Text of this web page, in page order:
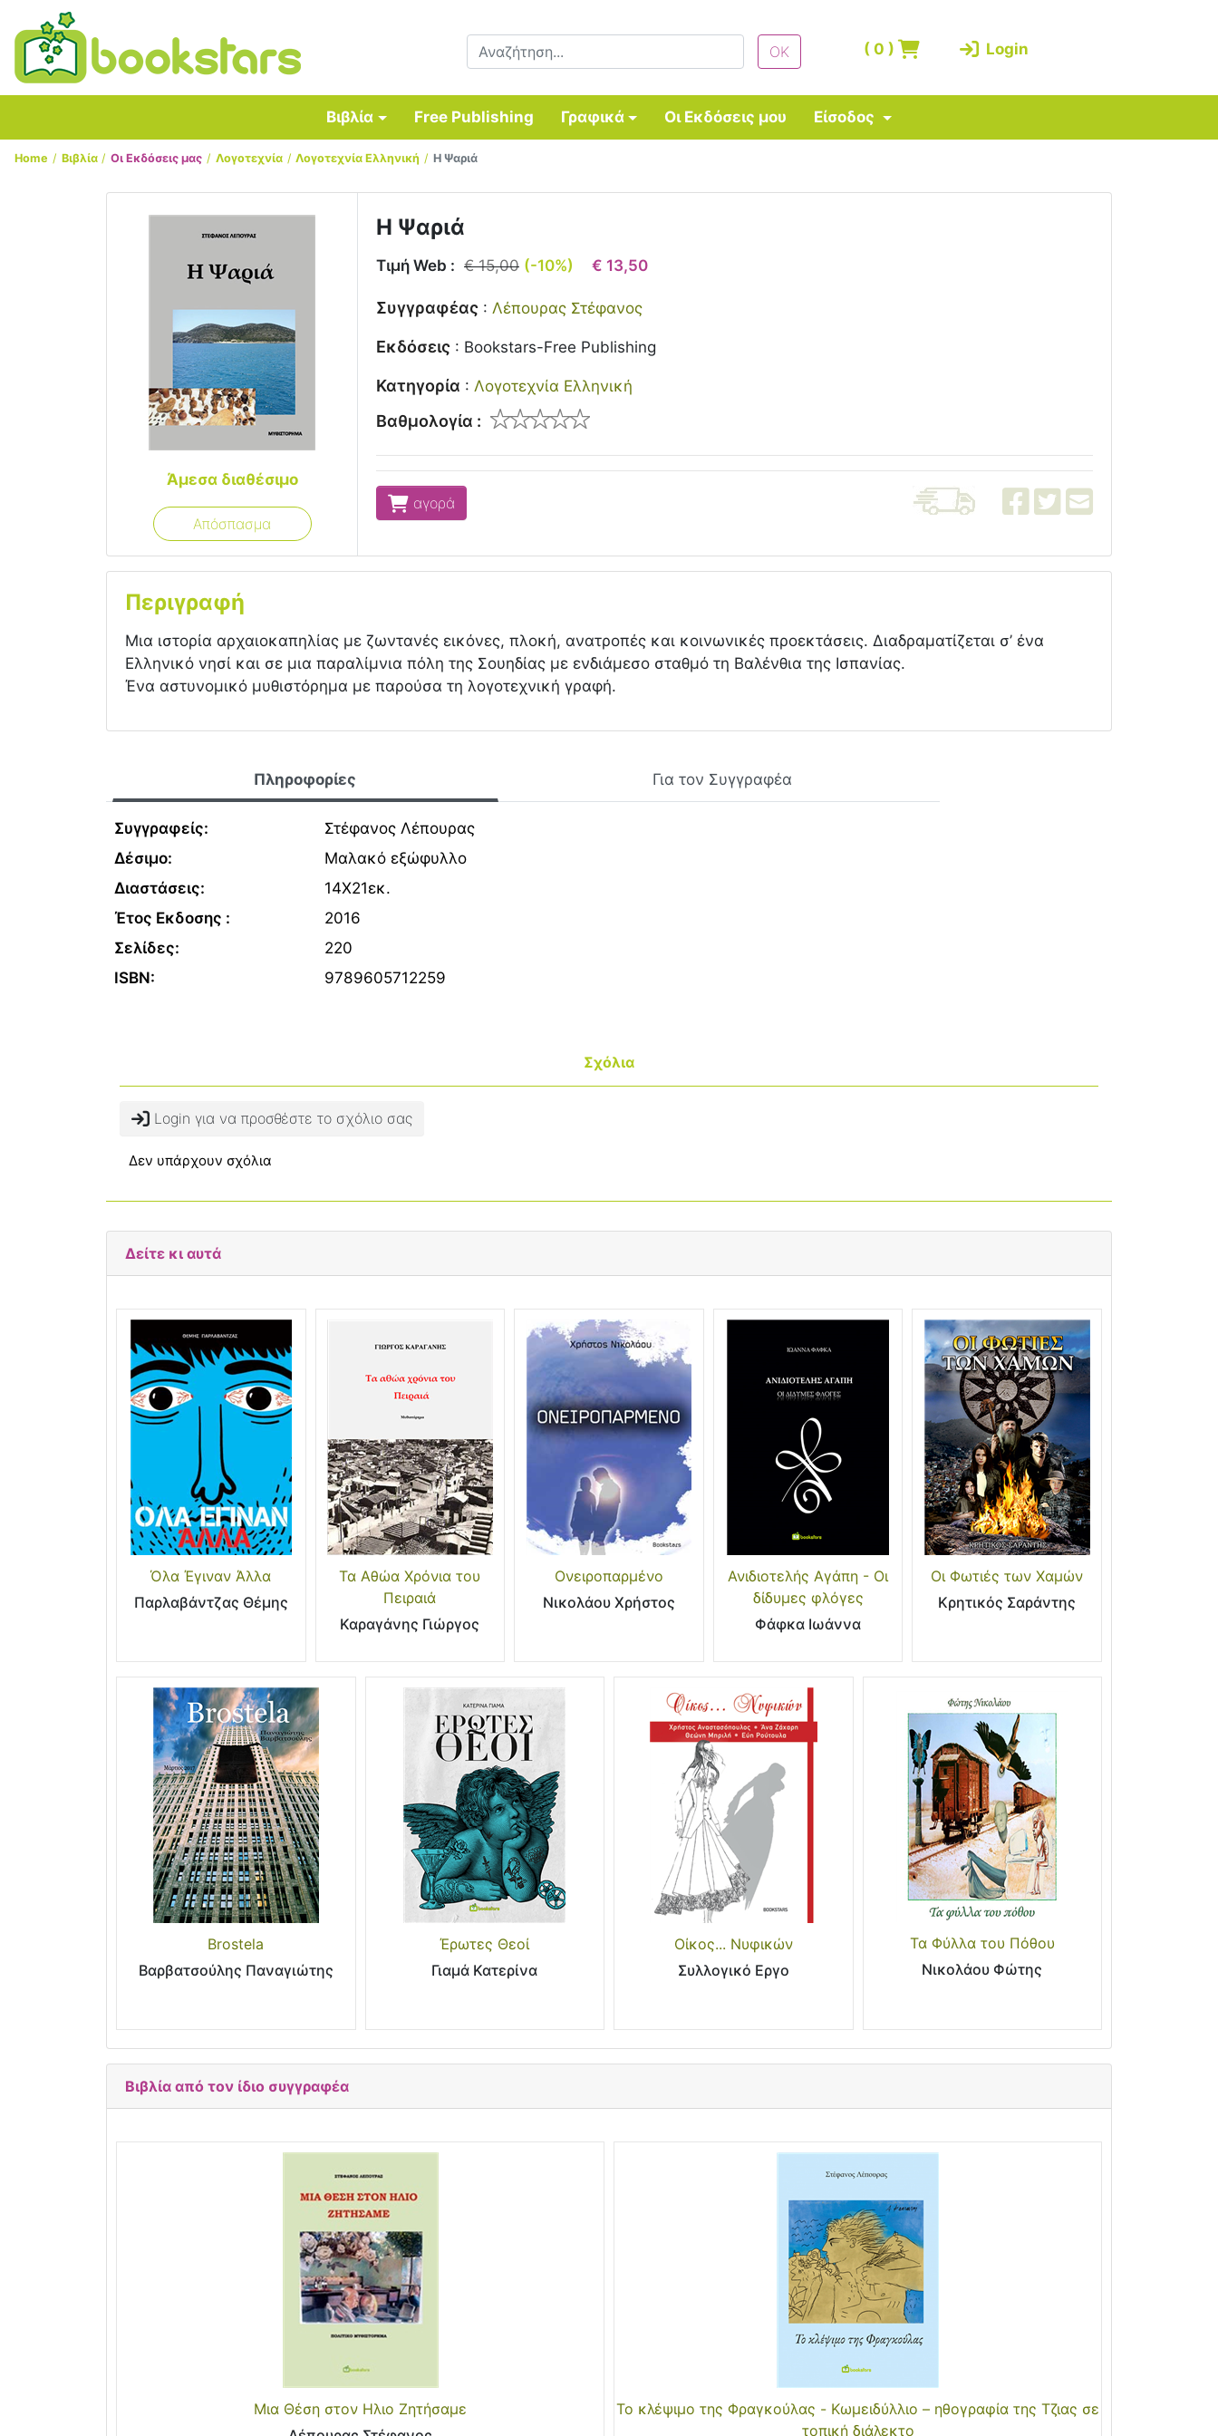
(0 ) Login
Βιβλία Free Publishing Γραφικά Οι Εκδόσεις μου Είσοδος
Home Βιβλία Οι Εκδόσεις μας Λογοτεχνία Λογοτεχνία Ελληνική Η Ψαριά
Άμεσα διαθέσιμο
Απόσπασμα
Η Ψαριά
Τιμή Web : € 15,00 (-10%) € 13,50
Συγγραφέας : Λέπουρας Στέφανος
Εκδόσεις : Bookstars-Free Publishing
Κατηγορία : Λογοτεχνία Ελληνική
Βαθμολογία :
αγορά
Περιγραφή
Μια ιστορία αρχαιοκαπηλίας με ζωντανές εικόνες, πλοκή, ανατροπές και κοινωνικές προεκτάσεις. Διαδραματίζεται σ’ ένα
Ελληνικό νησί και σε μια παραλίμνια πόλη της Σουηδίας με ενδιάμεσο σταθμό τη Βαλένθια της Ισπανίας.
Ένα αστυνομικό μυθιστόρημα με παρούσα τη λογοτεχνική γραφή.
Πληροφορίες Για τον Συγγραφέα
Συγγραφείς:
Στέφανος Λέπουρας
Δέσιμο:
Μαλακό εξώφυλλο
Διαστάσεις:
14Χ21εκ.
Έτος Εκδοσης :
2016
Σελίδες:
220
ISBN:
9789605712259
Σχόλια
Login για να προσθέστε το σχόλιο σας
Δεν υπάρχουν σχόλια
Δείτε κι αυτά
Όλα Έγιναν Άλλα
Παρλαβάντζας Θέμης
Τα Αθώα Χρόνια του
Πειραιά
Καραγάνης Γιώργος
Ονειροπαρμένο
Νικολάου Χρήστος
Ανιδιοτελής Αγάπη - Οι
δίδυμες φλόγες
Φάφκα Ιωάννα
Οι Φωτιές των Χαμών
Κρητικός Σαράντης
Brostela
Βαρβατσούλης Παναγιώτης
Έρωτες Θεοί
Γιαμά Κατερίνα
Οίκος... Νυφικών
Συλλογικό Εργο
Τα Φύλλα του Πόθου
Νικολάου Φώτης
Βιβλία από τον ίδιο συγγραφέα
Μια Θέση στον Ηλιο Ζητήσαμε
Το κλέψιμο της Φραγκούλας - Kωμειδύλλιο – ηθογραφία της Τζιας σε
τοπική διάλεκτο